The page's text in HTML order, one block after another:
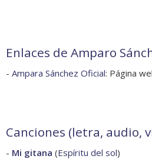
Enlaces de Amparo
- Ampara Sánchez Oficial: Página
Canciones (letra, audio,
- Mi gitana (Espíritu del sol)